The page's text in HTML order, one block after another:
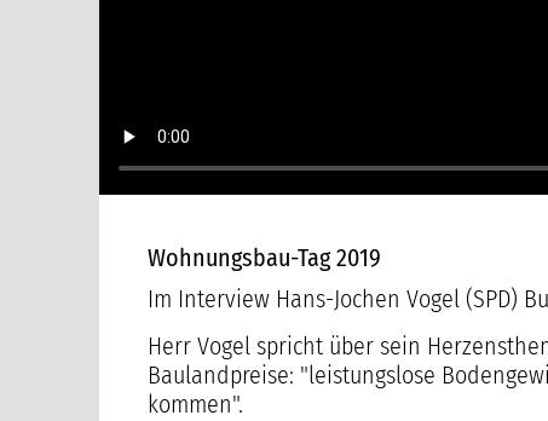
Wohnungsbau-Tag 2019
Im Interview Hans-Jochen Vogel (SPD)
Herr Vogel spricht über sein
Baulandpreise: "leistungslose
kommen".